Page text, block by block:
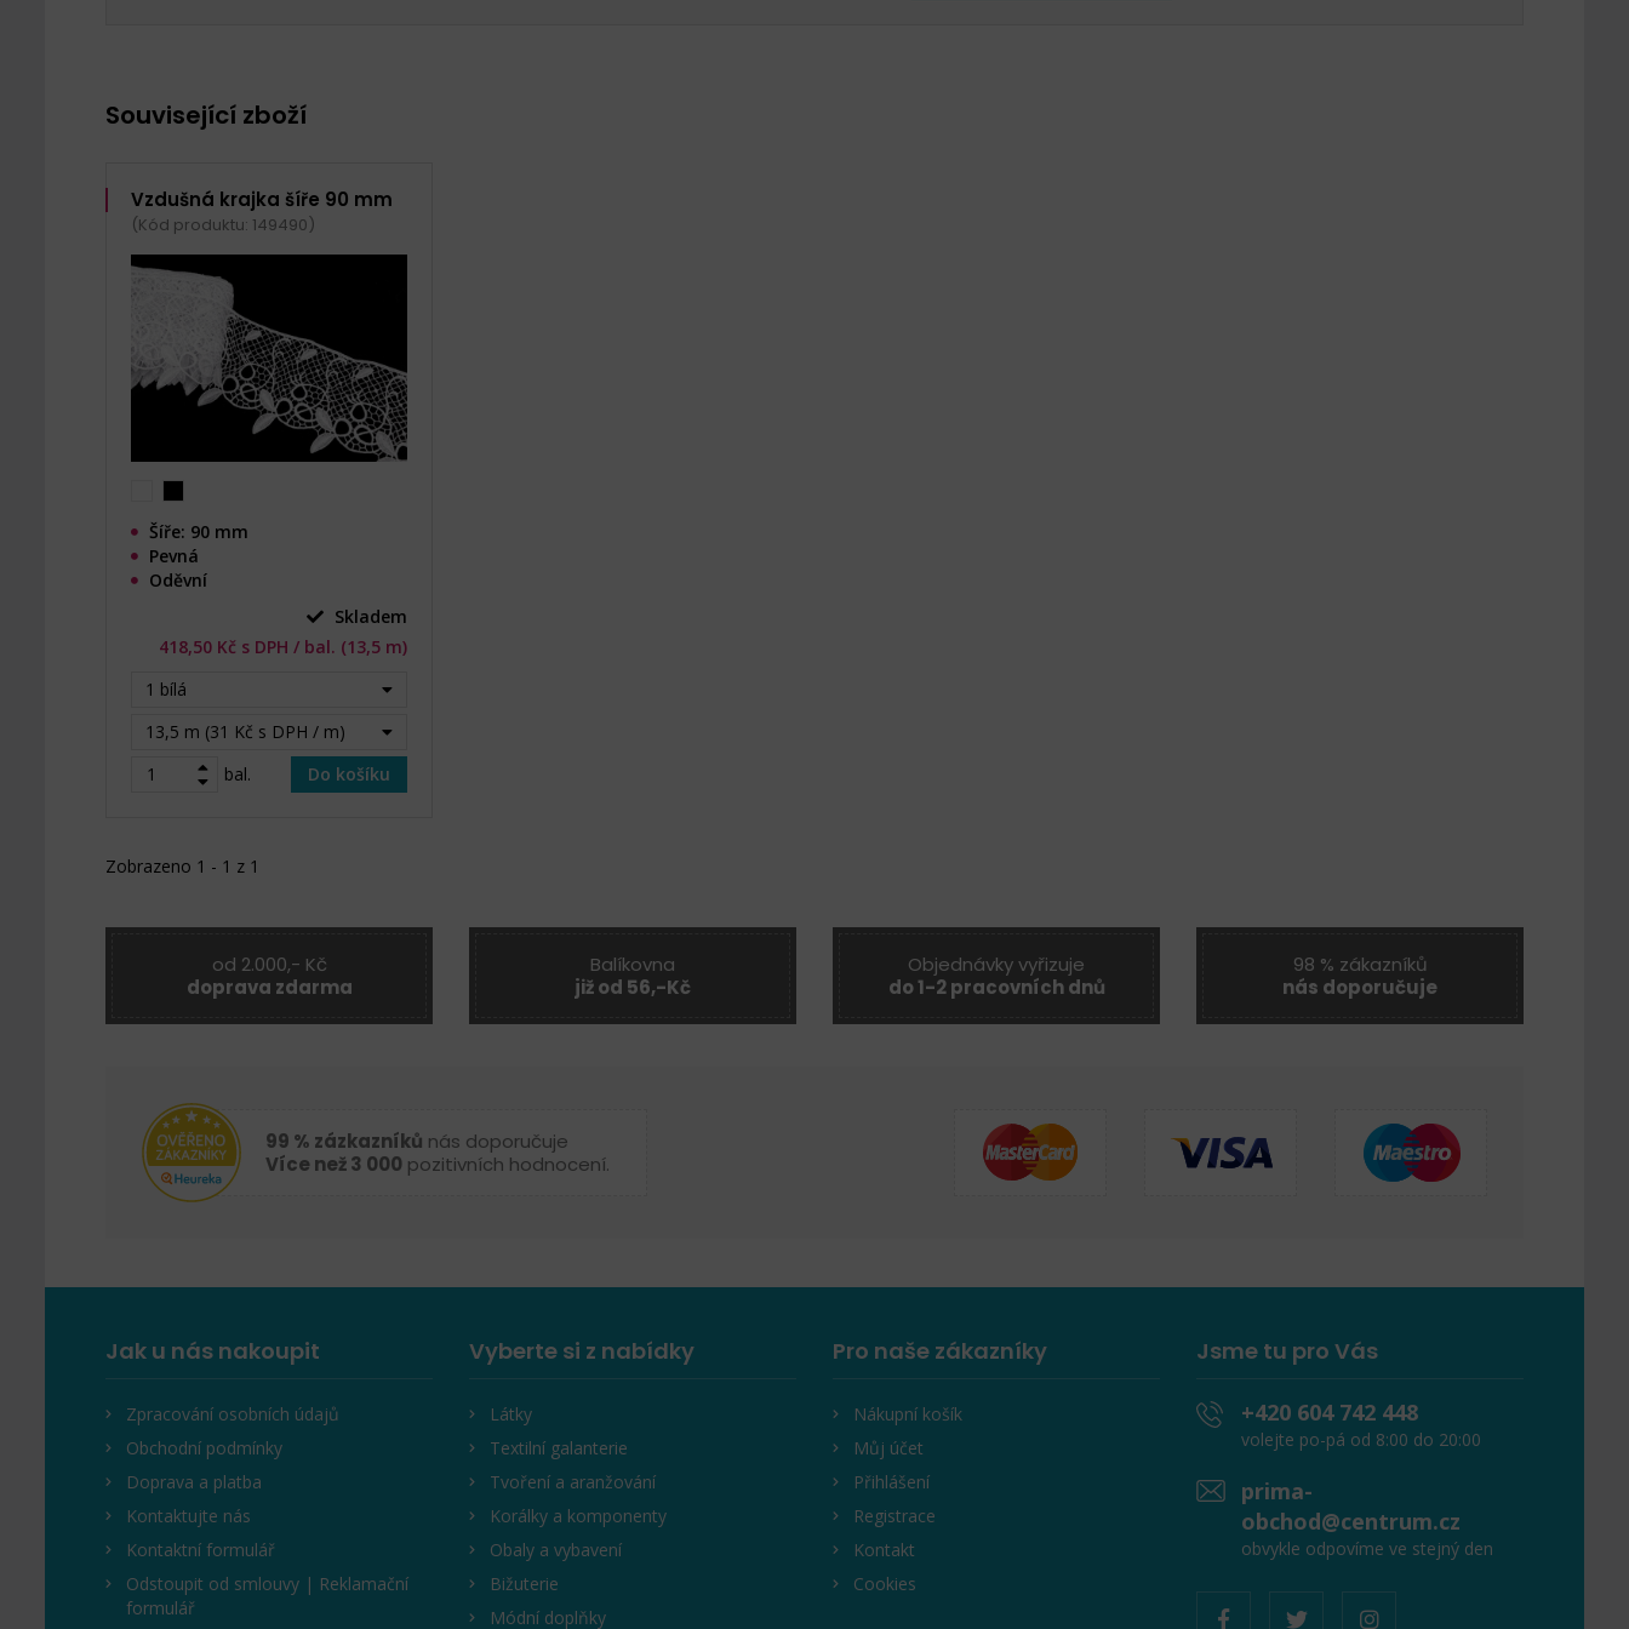
Související zboží
Vzdušná krajka šíře 90 mm
(Kód produktu: 149490)
Šíře: 90 mm
Pevná
Oděvní
Skladem
418,50 Kč s DPH / bal. (13,5 m)
1 bílá
13,5 m (31 Kč s DPH / m)
bal.
Do košíku
Zobrazeno 1 - 1 z 1
od 2.000,- Kč
doprava zdarma
Balíkovna
již od 56,-Kč
Objednávky vyřizuje
do 1-2 pracovních dnů
98 % zákazníků
nás doporučuje
99 % zázkazníků nás doporučuje
Více než 3 000 pozitivních hodnocení.
Jak u nás nakoupit
Zpracování osobních údajů
Obchodní podmínky
Doprava a platba
Kontaktujte nás
Kontaktní formulář
Odstoupit od smlouvy | Reklamační
formulář
Vyberte si z nabídky
Látky
Textilní galanterie
Tvoření a aranžování
Korálky a komponenty
Obaly a vybavení
Bižuterie
Módní doplňky
Pro naše zákazníky
Nákupní košík
Můj účet
Přihlášení
Registrace
Kontakt
Cookies
Jsme tu pro Vás
+420 604 742 448
volejte po-pá od 8:00 do 20:00
prima-
obchod@centrum.cz
obvykle odpovíme ve stejný den